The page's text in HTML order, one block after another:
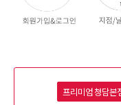
프리미엄 청담본